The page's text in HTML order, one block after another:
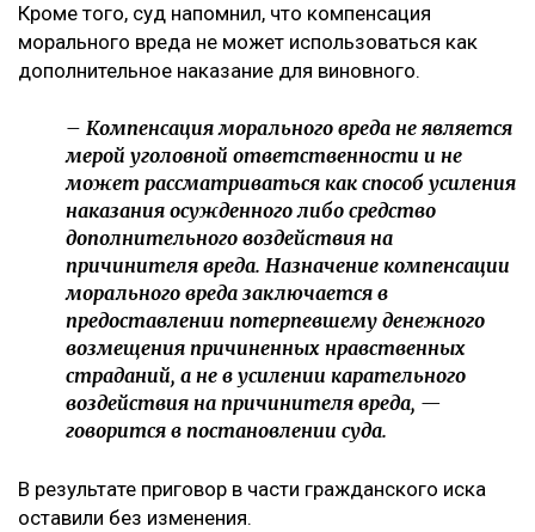
Кроме того, суд напомнил, что компенсация
морального вреда не может использоваться как
дополнительное наказание для виновного.
– Компенсация морального вреда не является
мерой уголовной ответственности и не
может рассматриваться как способ усиления
наказания осужденного либо средство
дополнительного воздействия на
причинителя вреда. Назначение компенсации
морального вреда заключается в
предоставлении потерпевшему денежного
возмещения причиненных нравственных
страданий, а не в усилении карательного
воздействия на причинителя вреда, —
говорится в постановлении суда.
В результате приговор в части гражданского иска
оставили без изменения.